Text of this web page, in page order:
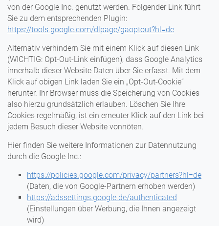
von der Google Inc. genutzt werden. Folgender Link führt
Sie zu dem entsprechenden Plugin:
https://tools.google.com/dlpage/gaoptout?hl=de
Alternativ verhindern Sie mit einem Klick auf diesen Link
(WICHTIG: Opt-Out-Link einfügen), dass Google Analytics
innerhalb dieser Website Daten über Sie erfasst. Mit dem
Klick auf obigen Link laden Sie ein „Opt-Out-Cookie“
herunter. Ihr Browser muss die Speicherung von Cookies
also hierzu grundsätzlich erlauben. Löschen Sie Ihre
Cookies regelmäßig, ist ein erneuter Klick auf den Link bei
jedem Besuch dieser Website vonnöten.
Hier finden Sie weitere Informationen zur Datennutzung
durch die Google Inc.:
https://policies.google.com/privacy/partners?hl=de
(Daten, die von Google-Partnern erhoben werden)
https://adssettings.google.de/authenticated
(Einstellungen über Werbung, die Ihnen angezeigt
wird)